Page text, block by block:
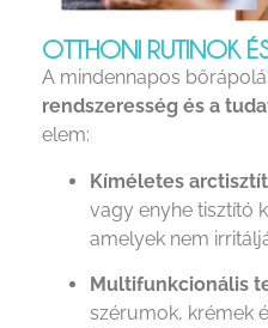
OTTHONI RUTINOK
A mindennapos
rendszeresség és a
elem:
Kíméletes
vagy enyhe tisztító
amelyek nem
Multifunkcionális
szérumok, krémek